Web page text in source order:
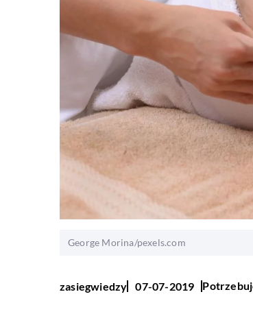
George Morina/pexels.com
zasiegwiedzy 07-07-2019